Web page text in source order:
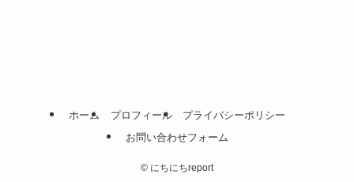
ホーム プロフィール
プライバシーポリシー
お問い合わせフォーム
© にちにちreport